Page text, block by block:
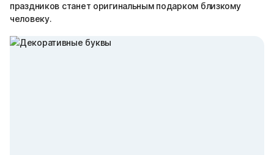
праздников станет оригинальным подарком близкому
человеку.